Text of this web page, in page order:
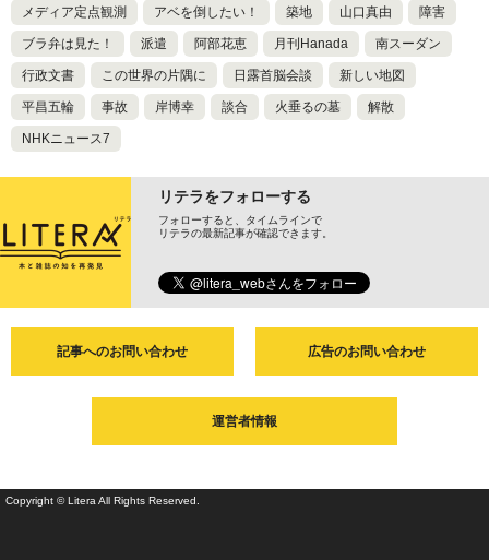
メディア定点観測 アベを倒したい！ 築地 山口真由 障害
ブラ弁は見た！ 派遣 阿部花恵 月刊Hanada 南スーダン
行政文書 この世界の片隅に 日露首脳会談 新しい地図
平昌五輪 事故 岸博幸 談合 火垂るの墓 解散
NHKニュース7
リテラをフォローする
フォローすると、タイムラインで
リテラの最新記事が確認できます。
記事へのお問い合わせ 広告のお問い合わせ
運営者情報
Copyright © Litera All Rights Reserved.